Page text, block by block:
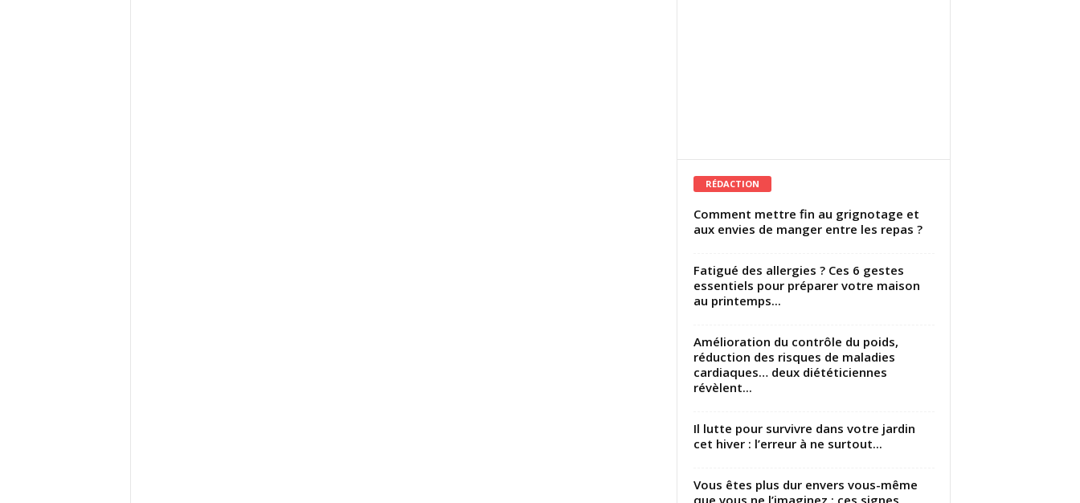
RÉDACTION
Comment mettre fin au grignotage et
aux envies de manger entre les repas ?
Fatigué des allergies ? Ces 6 gestes
essentiels pour préparer votre maison
au printemps...
Amélioration du contrôle du poids,
réduction des risques de maladies
cardiaques… deux diététiciennes
révèlent...
Il lutte pour survivre dans votre jardin
cet hiver : l’erreur à ne surtout...
Vous êtes plus dur envers vous-même
que vous ne l’imaginez : ces signes